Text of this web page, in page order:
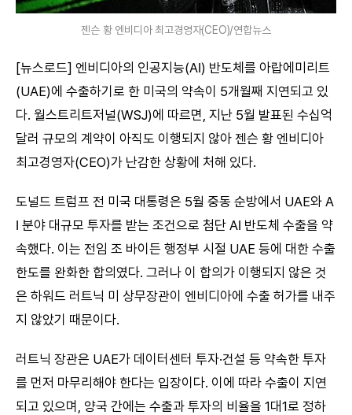
젠슨 황 엔비디아 최고경영자(CEO)/연합뉴스
[뉴스로드] 엔비디아의 인공지능(AI) 반도체를 아랍에미리트
(UAE)에 수출하기로 한 미국의 약속이 5개월째 지연되고 있
다. 월스트리트저널(WSJ)에 따르면, 지난 5월 발표된 수십억
달러 규모의 계약이 아직도 이행되지 않아 젠슨 황 엔비디아
최고경영자(CEO)가 난감한 상황에 처해 있다.
도널드 트럼프 전 미국 대통령은 5월 중동 순방에서 UAE와 A
I 분야 대규모 투자를 받는 조건으로 첨단 AI 반도체 수출을 약
속했다. 이는 전임 조 바이든 행정부 시절 UAE 등에 대한 수출
한도를 완화한 합의였다. 그러나 이 합의가 이행되지 않은 것
은 하워드 러트닉 미 상무장관이 엔비디아에 수출 허가를 내주
지 않았기 때문이다.
러트닉 장관은 UAE가 데이터센터 투자·건설 등 약속한 투자
를 먼저 마무리해야 한다는 입장이다. 이에 따라 수출이 지연
되고 있으며, 양국 간에는 수출과 투자의 비율을 1대1로 정하